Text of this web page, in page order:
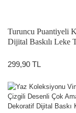
Turuncu Puantiyeli
Dijital Baskılı Leke
299,90 TL